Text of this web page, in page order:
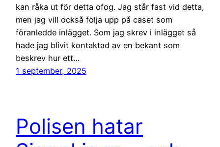
kan råka ut för detta ofog. Jag står fast vid detta,
men jag vill också följa upp på caset som
föranledde inlägget. Som jag skrev i inlägget så
hade jag blivit kontaktad av en bekant som
beskrev hur ett…
1 september, 2025
Polisen hatar